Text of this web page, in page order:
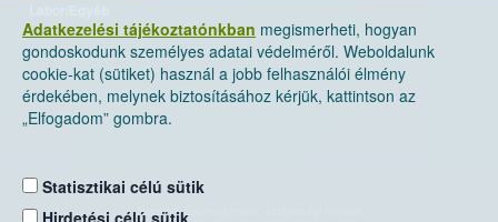
Adatkezelési tájékoztatónkban megismerheti, hogyan
gondoskodunk személyes adatai védelméről. Weboldalunk
cookie-kat (sütiket) használ a jobb felhasználói élmény
érdekében, melynek biztosításához kérjük, kattintson az
„Elfogadom” gombra.
Statisztikai célú sütik
Hirdetési célú sütikNemzeti Élelmiszerlánc-biztonsági Hivatal